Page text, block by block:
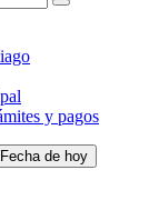
y pagos
Fecha de hoy